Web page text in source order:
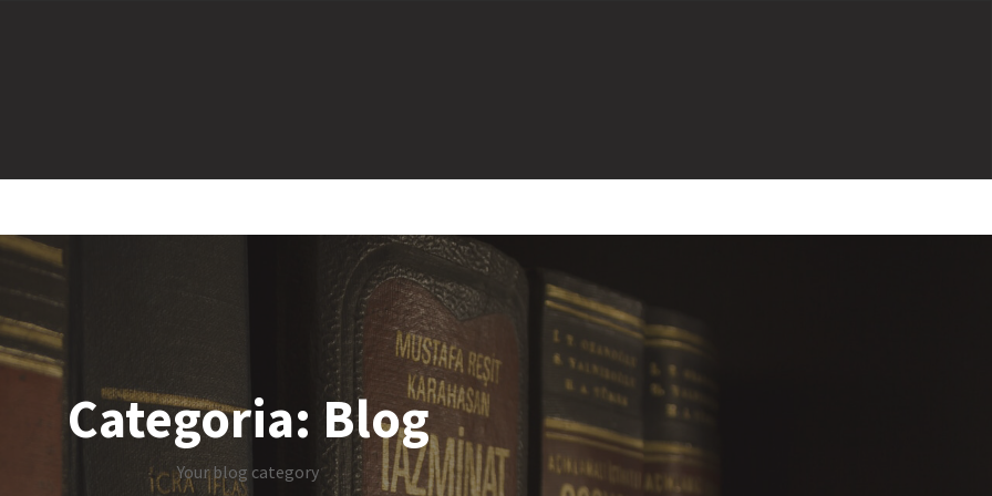
Categoria: Blog
Your blog category